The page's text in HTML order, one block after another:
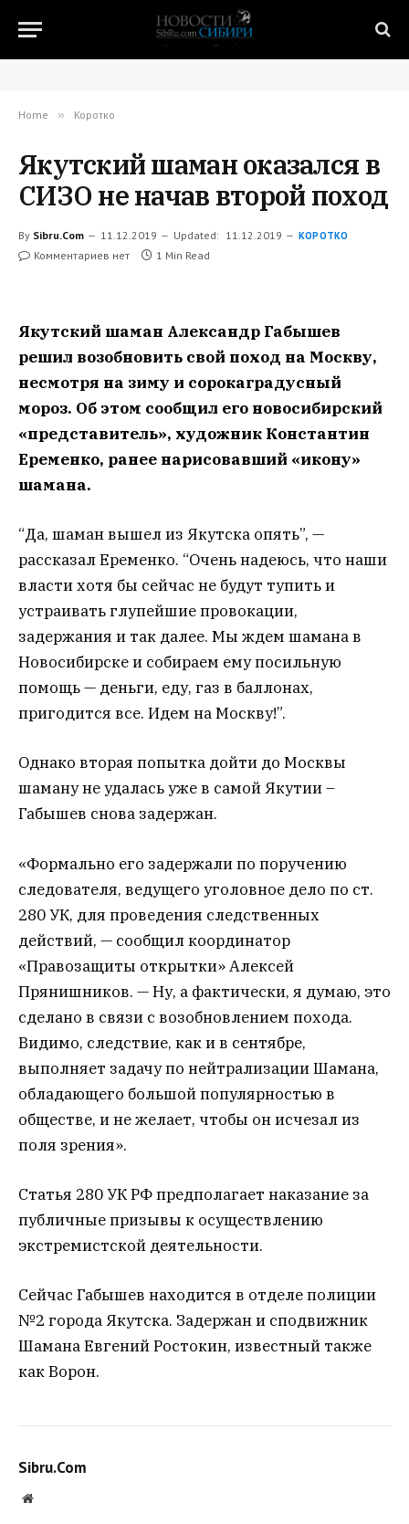
Home » Коротко
Якутский шаман оказался в
СИЗО не начав второй поход
By Sibru.Com 11.12.2019 Updated: 11.12.2019 КОРОТКО
Комментариев нет 1 Min Read
Якутский шаман Александр Габышев
решил возобновить свой поход на Москву,
несмотря на зиму и сорокаградусный
мороз. Об этом сообщил его новосибирский
«представитель», художник Константин
Еременко, ранее нарисовавший «икону»
шамана.
“Да, шаман вышел из Якутска опять”, —
рассказал Еременко. “Очень надеюсь, что наши
власти хотя бы сейчас не будут тупить и
устраивать глупейшие провокации,
задержания и так далее. Мы ждем шамана в
Новосибирске и собираем ему посильную
помощь — деньги, еду, газ в баллонах,
пригодится все. Идем на Москву!”.
Однако вторая попытка дойти до Москвы
шаману не удалась уже в самой Якутии –
Габышев снова задержан.
«Формально его задержали по поручению
следователя, ведущего уголовное дело по ст.
280 УК, для проведения следственных
действий, — сообщил координатор
«Правозащиты открытки» Алексей
Прянишников. — Ну, а фактически, я думаю, это
сделано в связи с возобновлением похода.
Видимо, следствие, как и в сентябре,
выполняет задачу по нейтрализации Шамана,
обладающего большой популярностью в
обществе, и не желает, чтобы он исчезал из
поля зрения».
Статья 280 УК РФ предполагает наказание за
публичные призывы к осуществлению
экстремистской деятельности.
Сейчас Габышев находится в отделе полиции
№2 города Якутска. Задержан и сподвижник
Шамана Евгений Ростокин, известный также
как Ворон.
Sibru.Com
Website